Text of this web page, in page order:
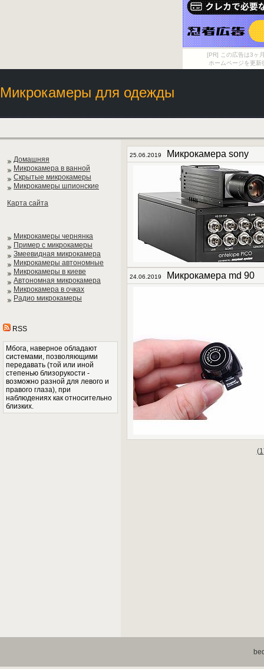
[PR] この広告は3ヶ
ホームページを更
Микрокамеры для одежды
Домашняя
Микрокамера в ванной
Скрытые микрокамеры
Микрокамеры шпионские
Карта сайта
Микрокамеры чернянка
Пример с микрокамеры
Змеевидная микрокамера
Микрокамеры автономные
Микрокамеры в киеве
Автономная микрокамера
Микрокамера в очках
Радио микрокамеры
RSS
Мбога, наверное обладают
системами, позволяющими
передавать (той или иной
степенью близорукости -
возможно разной для левого и
правого глаза), при
наблюдениях как относительно
близких.
25.06.2019 Микрокамера sony
24.06.2019 Микрокамера md 90
(1